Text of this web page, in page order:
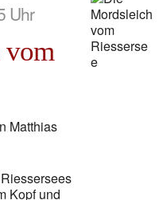
Uhr
Matthias
Kopf und